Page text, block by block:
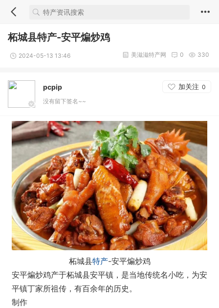
柘城县特产-安平煸炒鸡
2024-05-13 13:46 330
0
美滋滋特产网
pcpip 加关注 0
没有留下签名~~
柘城县特产-安平煸炒鸡
安平煸炒鸡产于柘城县安平镇，是当地传统名小吃，为安
平镇丁家所祖传，有百余年的历史。
制作